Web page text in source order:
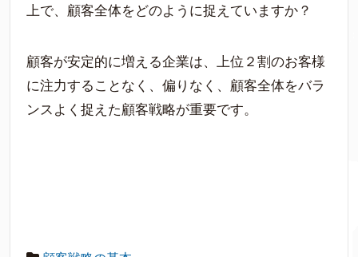
上で、顧客全体をどのように捉えていますか？
顧客が安定的に増える企業は、上位２割のお客様
に注力することなく、偏りなく、顧客全体をバラ
ンスよく捉えた顧客戦略が重要です。